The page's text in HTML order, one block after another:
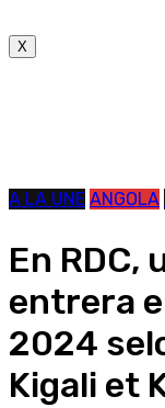
X
A LA UNE ANGOLA
En RDC,
entrera
2024
Kigali et